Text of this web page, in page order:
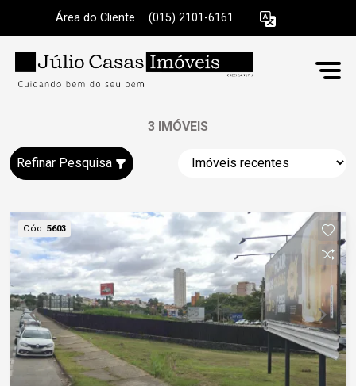
Área do Cliente (015) 2101-6161
3 IMÓVEIS
Refinar Pesquisa
Cód. 5603